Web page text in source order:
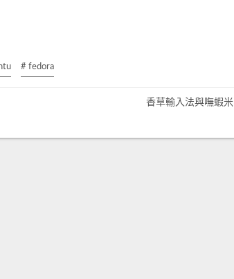
# fedora
香草輸入法與嘸蝦米